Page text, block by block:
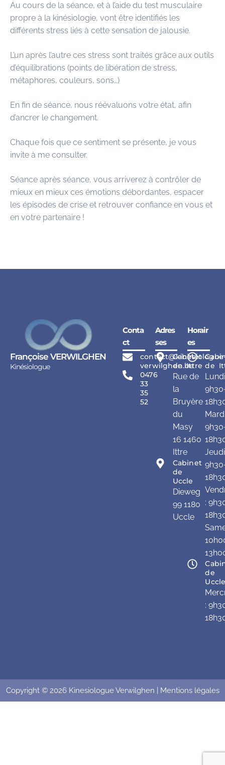
Au cours de la séance, et à l’aide du test musculaire
propre à la kinésiologie, vont être identifiés les
différents stress liés à cette sensation de jalousie.
L’un après l’autre ces stress sont traités grâce aux outils
d’équilibrations (points de libération de stress,
métaphores, couleurs, sons…)
En fin de séance, nous réévaluons votre état, afin
d’ancrer le changement.
Chaque fois que ce sentiment se présente, je vous
invite à me consulter.
Séance après séance, vous arriverez à contrôler de
mieux en mieux ces émotions débordantes, espacer
les épisodes de crise et retrouver confiance en vous et
en votre partenaire !
Françoise VERWILGHEN
Kinésiologue
Conta
ct
verwilghen.be
0476
33
35
52
Adres
ses
Cabinet
de Ittre
Rue de
la
Bruyère
du
Masy
16 1460
Ittre
Cabinet
de
Uccle
Dieweg
99 1180
Uccle
Horair
es
de
:
de
:
Copyright © 2026 Kinesiologue Verwilghen | Mentions légales